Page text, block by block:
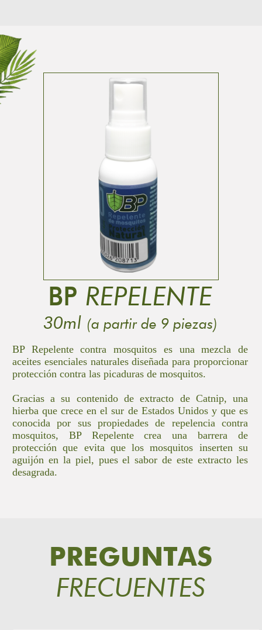
BP REPELENTE
30ml (a partir de 9 piezas)
BP Repelente contra mosquitos es una mezcla de
aceites esenciales naturales diseñada para proporcionar
protección contra las picaduras de mosquitos.
Gracias a su contenido de extracto de Catnip, una
hierba que crece en el sur de Estados Unidos y que es
conocida por sus propiedades de repelencia contra
mosquitos, BP Repelente crea una barrera de
protección que evita que los mosquitos inserten su
aguijón en la piel, pues el sabor de este extracto les
desagrada.
PREGUNTAS
FRECUENTES